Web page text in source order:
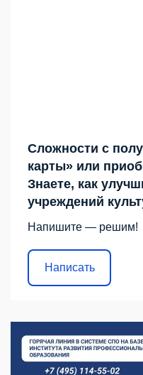
Сложности с
карты» или
Знаете, как
учреждений
Напишите — решим!
Написать